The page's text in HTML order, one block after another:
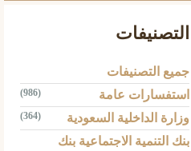
التصنيفات
جميع التصنيفات
استفسارات عامة
(986)
وزارة الداخلية السعودية (364)
بنك التنمية الاجتماعية بنك